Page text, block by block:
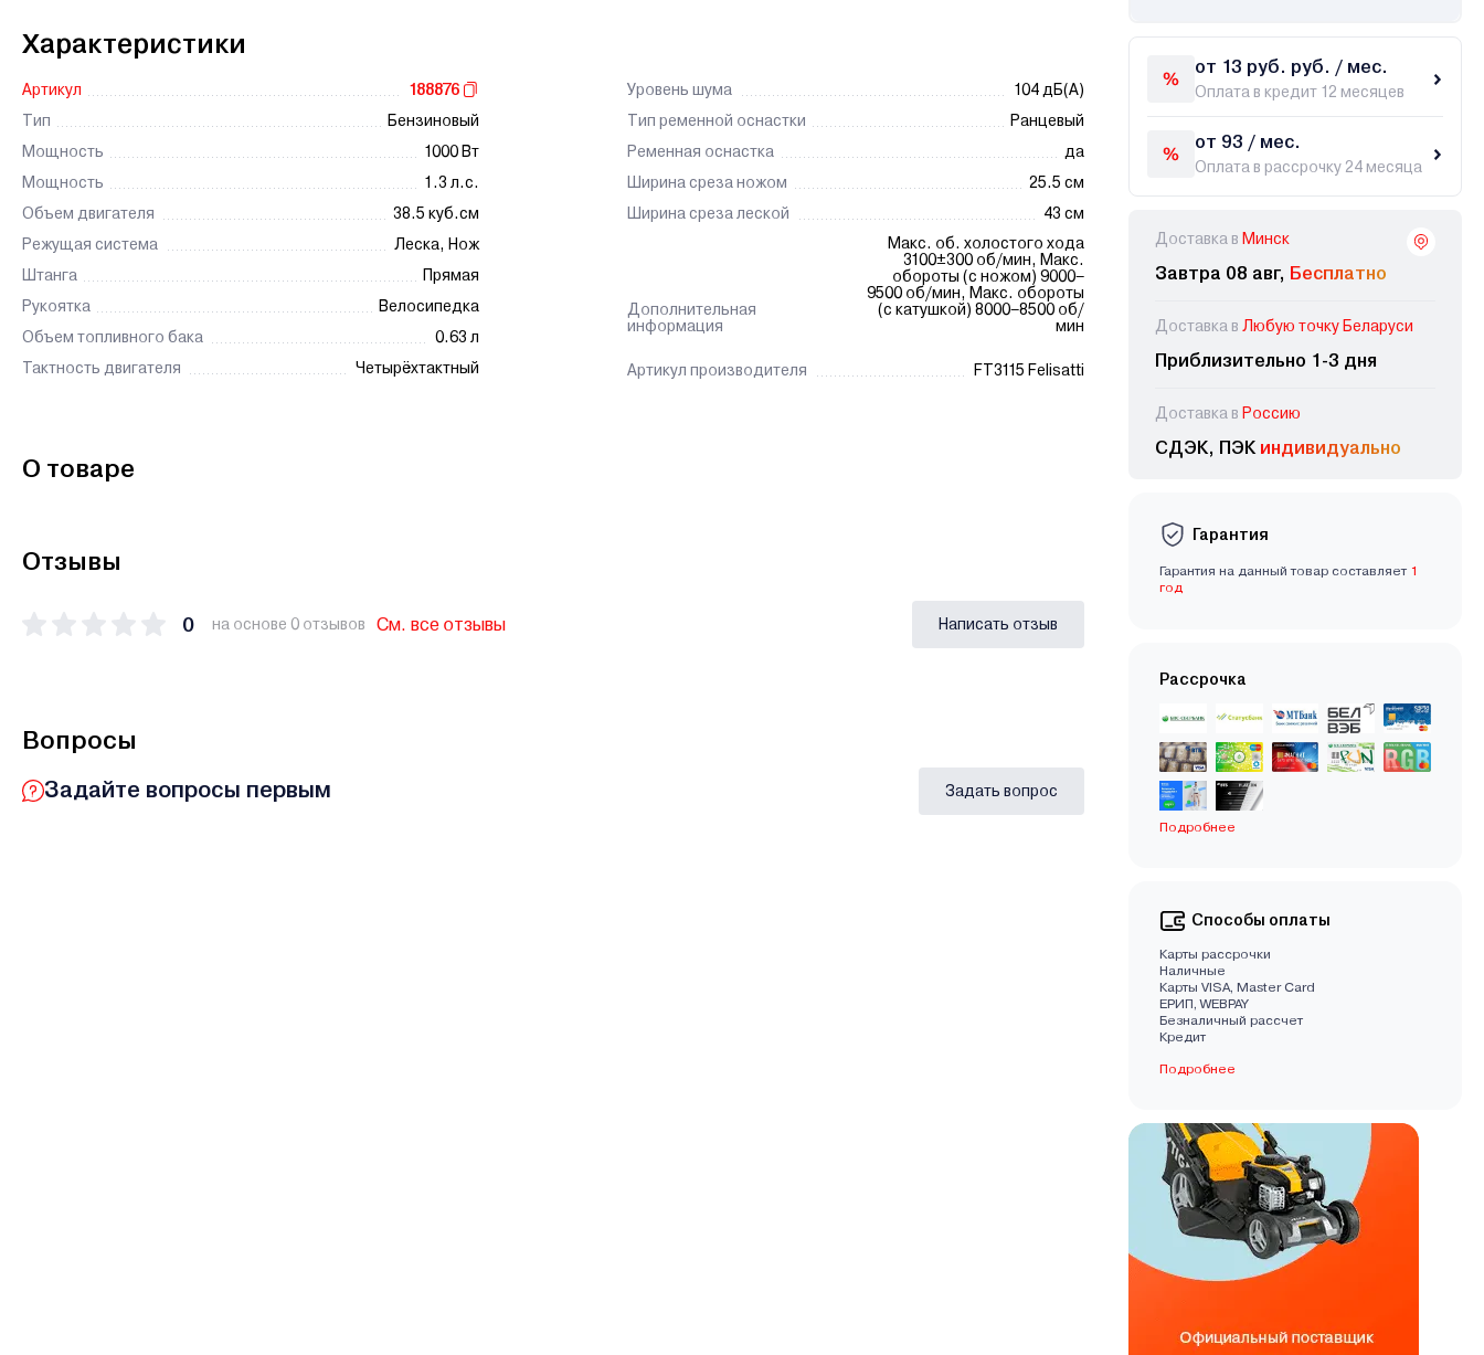
Характеристики
Артикул
188876
Тип
Бензиновый
Мощность
1000 Вт
Мощность
1.3 л.с.
Объем двигателя
38.5 куб.см
Режущая система
Леска, Нож
Штанга
Прямая
Рукоятка
Велосипедка
Объем топливного бака
0.63 л
Тактность двигателя
Четырёхтактный
Уровень шума
104 дБ(А)
Тип ременной оснастки
Ранцевый
Ременная оснастка
да
Ширина среза ножом
25.5 см
Ширина среза леской
43 см
Дополнительная
информация
Макс. об. холостого хода
3100±300 об/мин, Макс.
обороты (с ножом) 9000–
9500 об/мин, Макс. обороты
(с катушкой) 8000–8500 об/
мин
Артикул производителя FT3115 Felisatti
О товаре
Отзывы
0 на основе 0 отзывов См. все отзывы Написать отзыв
Вопросы
Задайте вопросы первым Задать вопрос
от 13 руб. руб. / мес.
Оплата в кредит 12 месяцев
от 93 / мес.
Оплата в рассрочку 24 месяца
Доставка в Минск
Завтра 08 авг, Бесплатно
Доставка в Любую точку Беларуси
Приблизительно 1-3 дня
Доставка в Россию
СДЭК, ПЭК индивидуально
Гарантия
Гарантия на данный товар составляет 1
год
Рассрочка
Подробнее
Способы оплаты
Карты рассрочки
Наличные
Карты VISA, Master Card
EРИП, WEBPAY
Безналичный рассчет
Кредит
Подробнее